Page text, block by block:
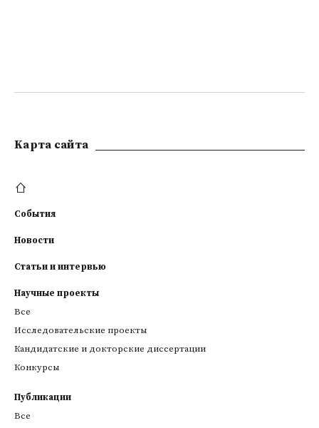
Kарта сайта
События
Новости
Статьи и интервью
Научные проекты
Все
Исследовательские проекты
Кандидатские и докторские диссертации
Конкурсы
Публикации
Все